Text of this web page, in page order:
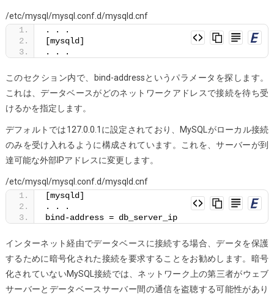
/etc/mysql/mysql.conf.d/mysqld.cnf
. . .
[mysqld]
. . .
このセクション内で、bind-addressというパラメータを探します。
これは、データベースがどのネットワークアドレスで接続を待ち受
けるかを指定します。
デフォルトでは127.0.0.1に設定されており、MySQLがローカル接続
のみを受け入れるように構成されています。これを、サーバーが到
達可能な外部IPアドレスに変更します。
/etc/mysql/mysql.conf.d/mysqld.cnf
[mysqld]
. . .
bind-address = db_server_ip
インターネット経由でデータベースに接続する場合、データを保護
するために暗号化された接続を要求することをお勧めします。暗号
化されていないMySQL接続では、ネットワーク上の第三者がウェブ
サーバーとデータベースサーバー間の通信を盗聴する可能性があり